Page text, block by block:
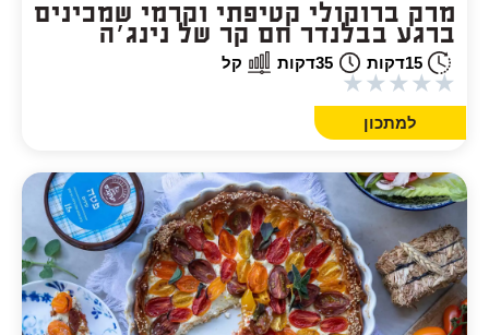
מרק ברוקולי קטיפתי וקרמי שמכינים
ברגע בבלנדר חם קר של נינג׳ה
15דקות 35דקות קל
★
★
★
★
★
למתכון